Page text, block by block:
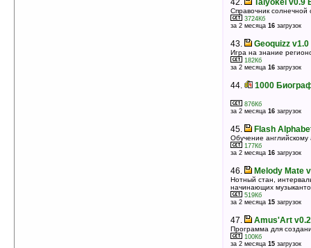
42. Taiyokei v0.9
Справочник солнечной
3724Кб
за 2 месяца 16 загрузок
43. Geoquizz v1.0
Игра на знание
182Кб
за 2 месяца 16 загрузок
44. 1000
876Кб
за 2 месяца 16 загрузок
45. Flash
Обучение английскому
177Кб
за 2 месяца 16 загрузок
46. Melody Mate
Нотный стан,
начинающих
519Кб
за 2 месяца 15 загрузок
47. Amus'Art
Программа для
100Кб
за 2 месяца 15 загрузок